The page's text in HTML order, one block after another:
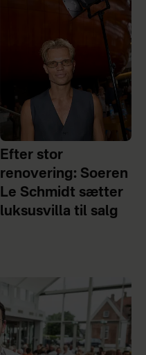
Efter stor
renovering: Soeren
Le Schmidt sætter
luksusvilla til salg